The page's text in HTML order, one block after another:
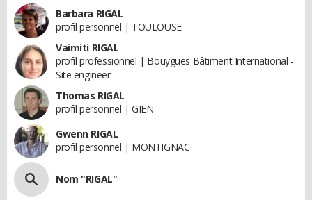
Barbara RIGAL
profil personnel | TOULOUSE
Vaimiti RIGAL
profil professionnel | Bouygues Bâtiment International -
Site engineer
Thomas RIGAL
profil personnel | GIEN
Gwenn RIGAL
profil personnel | MONTIGNAC
Nom "RIGAL"